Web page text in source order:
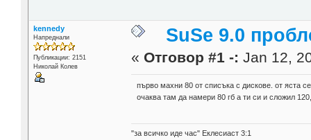
kennedy
Напреднали
Публикации: 2151
Николай Колев
SuSe 9.0
« Отговор #1 -: Jan 12,
първо махни 80 от списъка с дискове. от яста
очаква там да намери 80 гб а ти си и сложил
"за всичко иде час" Еклесиаст 3:1